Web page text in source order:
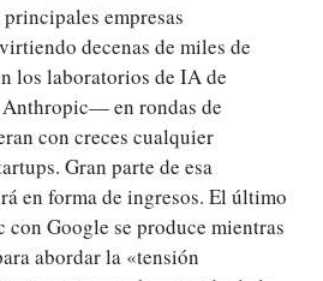
empresas
decenas de miles de
los laboratorios de IA de
en rondas de
con creces cualquier
Gran parte de esa
en forma de ingresos. El último
Google se produce mientras
abordar la «tensión